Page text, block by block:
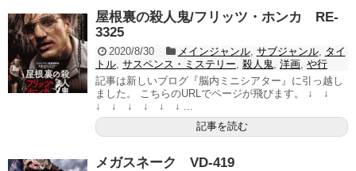
屋根裏の殺人鬼/フリッツ・ホンカ RE-
3325
2020/8/30 メインジャンル, サブジャンル, タイ
トル サスペンス・ミステリー 殺人鬼 洋画 や行
記事は新しいブログ『脳内ミニシアター』に引っ越し
ました。 こちらのURLでページが飛びます。 ↓ ↓
↓ ↓ ↓ ↓ ↓ ↓ ...
記事を読む
メガスネーク VD-419